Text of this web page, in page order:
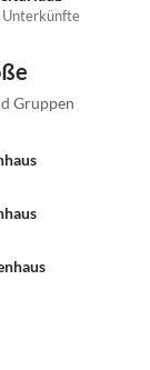
Unterkünfte
Gruppen